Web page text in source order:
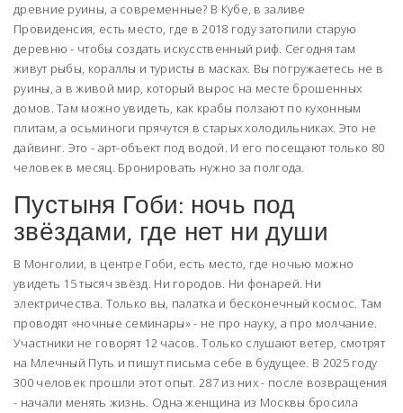
древние руины, а современные? В Кубе, в заливе
Провиденсия, есть место, где в 2018 году затопили старую
деревню - чтобы создать искусственный риф. Сегодня там
живут рыбы, кораллы и туристы в масках. Вы погружаетесь не в
руины, а в живой мир, который вырос на месте брошенных
домов. Там можно увидеть, как крабы ползают по кухонным
плитам, а осьминоги прячутся в старых холодильниках. Это не
дайвинг. Это - арт-объект под водой. И его посещают только 80
человек в месяц. Бронировать нужно за полгода.
Пустыня Гоби: ночь под
звёздами, где нет ни души
В Монголии, в центре Гоби, есть место, где ночью можно
увидеть 15 тысяч звёзд. Ни городов. Ни фонарей. Ни
электричества. Только вы, палатка и бесконечный космос. Там
проводят «ночные семинары» - не про науку, а про молчание.
Участники не говорят 12 часов. Только слушают ветер, смотрят
на Млечный Путь и пишут письма себе в будущее. В 2025 году
300 человек прошли этот опыт. 287 из них - после возвращения
- начали менять жизнь. Одна женщина из Москвы бросила